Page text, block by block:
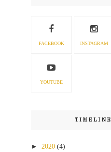
FACEBOOK INSTAGRAM
YOUTUBE
TIMELINE
► 2020 (4)